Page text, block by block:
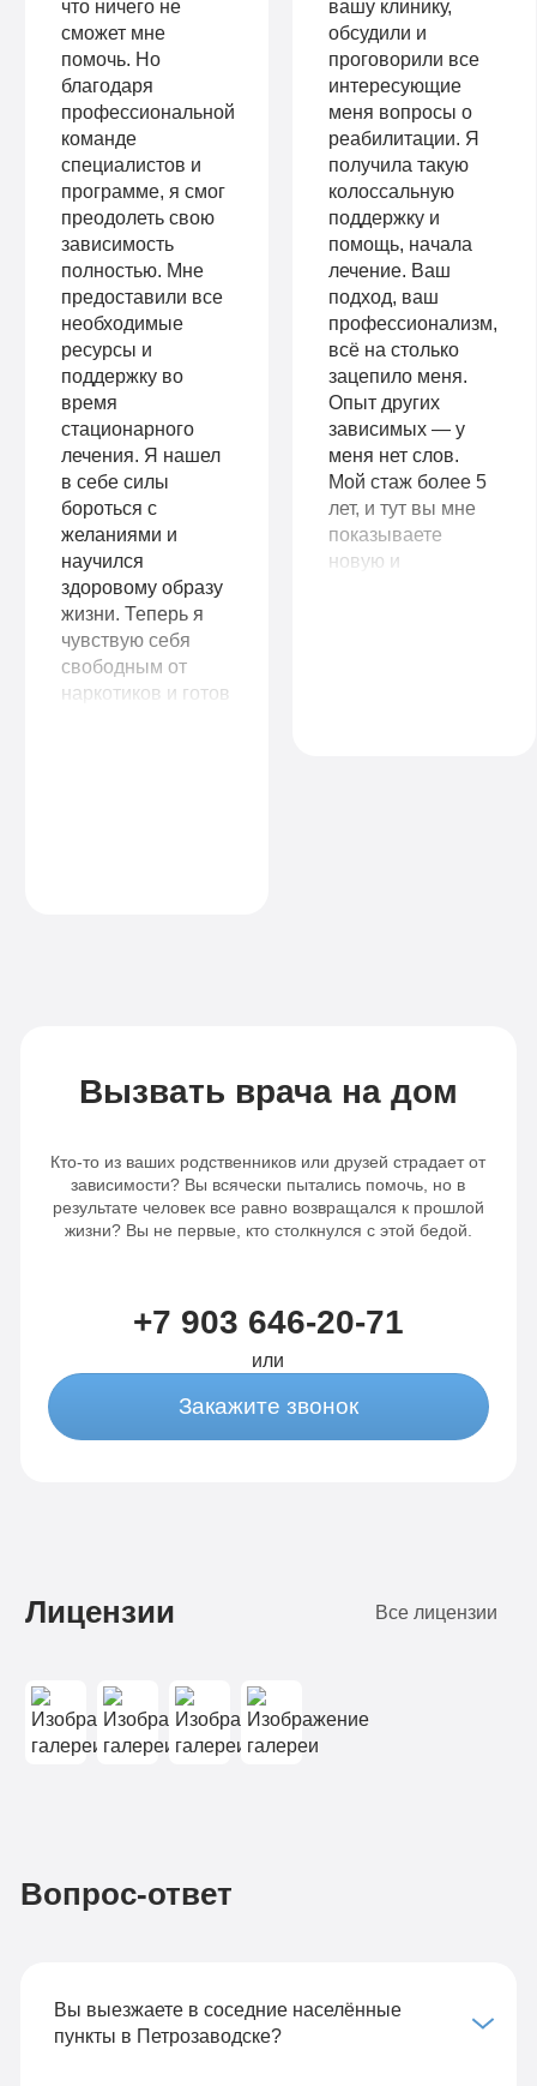
что ничего не
сможет мне
помочь. Но
благодаря
профессиональной
команде
специалистов и
программе, я смог
преодолеть свою
зависимость
полностью. Мне
предоставили все
необходимые
ресурсы и
поддержку во
время
стационарного
лечения. Я нашел
в себе силы
бороться с
желаниями и
научился
здоровому образу
жизни. Теперь я
чувствую себя
свободным от
наркотиков и готов
вашу клинику,
обсудили и
проговорили все
интересующие
меня вопросы о
реабилитации. Я
получила такую
колоссальную
поддержку и
помощь, начала
лечение. Ваш
подход, ваш
профессионализм,
всё на столько
зацепило меня.
Опыт других
зависимых — у
меня нет слов.
Мой стаж более 5
лет, и тут вы мне
показываете
новую и
Вызвать врача на дом
Кто-то из ваших родственников или друзей страдает от
зависимости? Вы всячески пытались помочь, но в
результате человек все равно возвращался к прошлой
жизни? Вы не первые, кто столкнулся с этой бедой.
+7 903 646-20-71
или
Закажите звонок
Лицензии Все лицензии
Вопрос-ответ
Вы выезжаете в соседние населённые
пункты в Петрозаводске?